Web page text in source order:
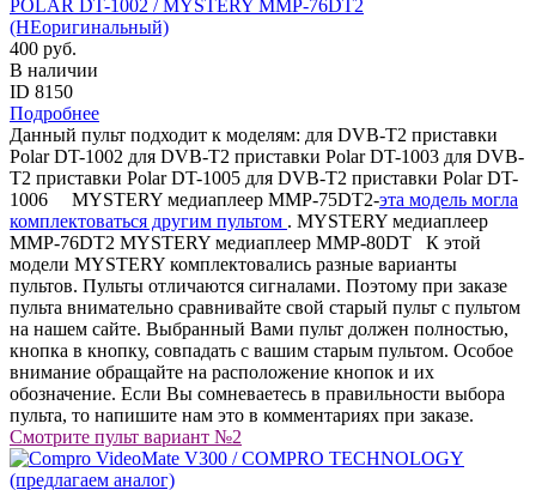
POLAR DT-1002 / MYSTERY MMP-76DT2
(НЕоригинальный)
400 руб.
В наличии
ID 8150
Подробнее
Данный пульт подходит к моделям: для DVB-T2 приставки
Polar DT-1002 для DVB-T2 приставки Polar DT-1003 для DVB-
T2 приставки Polar DT-1005 для DVB-T2 приставки Polar DT-
1006 MYSTERY медиаплеер MMP-75DT2-эта модель могла
комплектоваться другим пультом . MYSTERY медиаплеер
MMP-76DT2 MYSTERY медиаплеер MMP-80DT К этой
модели MYSTERY комплектовались разные варианты
пультов. Пульты отличаются сигналами. Поэтому при заказе
пульта внимательно сравнивайте свой старый пульт с пультом
на нашем сайте. Выбранный Вами пульт должен полностью,
кнопка в кнопку, совпадать с вашим старым пультом. Особое
внимание обращайте на расположение кнопок и их
обозначение. Если Вы сомневаетесь в правильности выбора
пульта, то напишите нам это в комментариях при заказе.
Смотрите пульт вариант №2